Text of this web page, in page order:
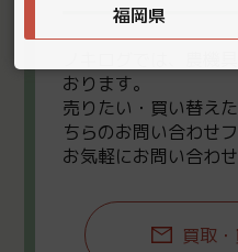
おります。
売りたい・買い替え
ちらのお問い合わせ
お気軽にお問い合わせ
買取
福岡県